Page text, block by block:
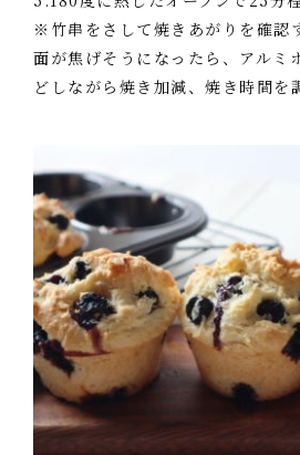
※竹串をさして焼きあがりを確認
面が焦げそうになったら、アルミ
どしながら焼き加減、焼き時間を